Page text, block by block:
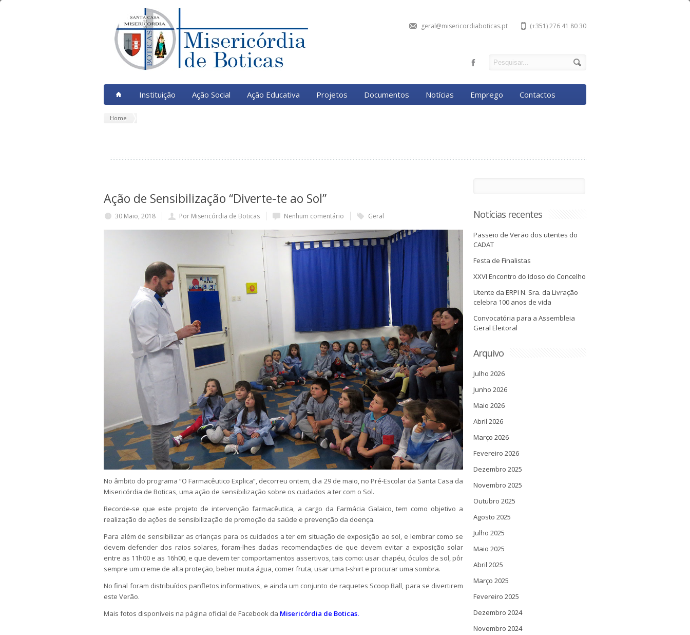
(+351) 276 41 80 30
geral@misericordiaboticas.pt
Instituição Ação Social Ação Educativa Projetos Documentos Notícias Emprego Contactos
Home
Ação de Sensibilização “Diverte-te ao Sol”
30 Maio, 2018 Por Misericórdia de Boticas Nenhum comentário Geral
No âmbito do programa “O Farmacêutico Explica”, decorreu ontem, dia 29 de maio, no Pré-Escolar da Santa Casa da
Misericórdia de Boticas, uma ação de sensibilização sobre os cuidados a ter com o Sol.
Recorde-se que este projeto de intervenção farmacêutica, a cargo da Farmácia Galaico, tem como objetivo a
realização de ações de sensibilização de promoção da saúde e prevenção da doença.
Para além de sensibilizar as crianças para os cuidados a ter em situação de exposição ao sol, e lembrar como se
devem defender dos raios solares, foram-lhes dadas recomendações de que devem evitar a exposição solar
entre as 11h00 e as 16h00, e que devem ter comportamentos assertivos, tais como: usar chapéu, óculos de sol, pôr
sempre um creme de alta proteção, beber muita água, comer fruta, usar uma t-shirt e procurar uma sombra.
No final foram distribuídos panfletos informativos, e ainda um conjunto de raquetes Scoop Ball, para se divertirem
este Verão.
Mais fotos disponíveis na página oficial de Facebook da Misericórdia de Boticas.
Notícias recentes
Passeio de Verão dos utentes do
CADAT
Festa de Finalistas
XXVI Encontro do Idoso do Concelho
Utente da ERPI N. Sra. da Livração
celebra 100 anos de vida
Convocatória para a Assembleia
Geral Eleitoral
Arquivo
Julho 2026
Junho 2026
Maio 2026
Abril 2026
Março 2026
Fevereiro 2026
Dezembro 2025
Novembro 2025
Outubro 2025
Agosto 2025
Julho 2025
Maio 2025
Abril 2025
Março 2025
Fevereiro 2025
Dezembro 2024
Novembro 2024